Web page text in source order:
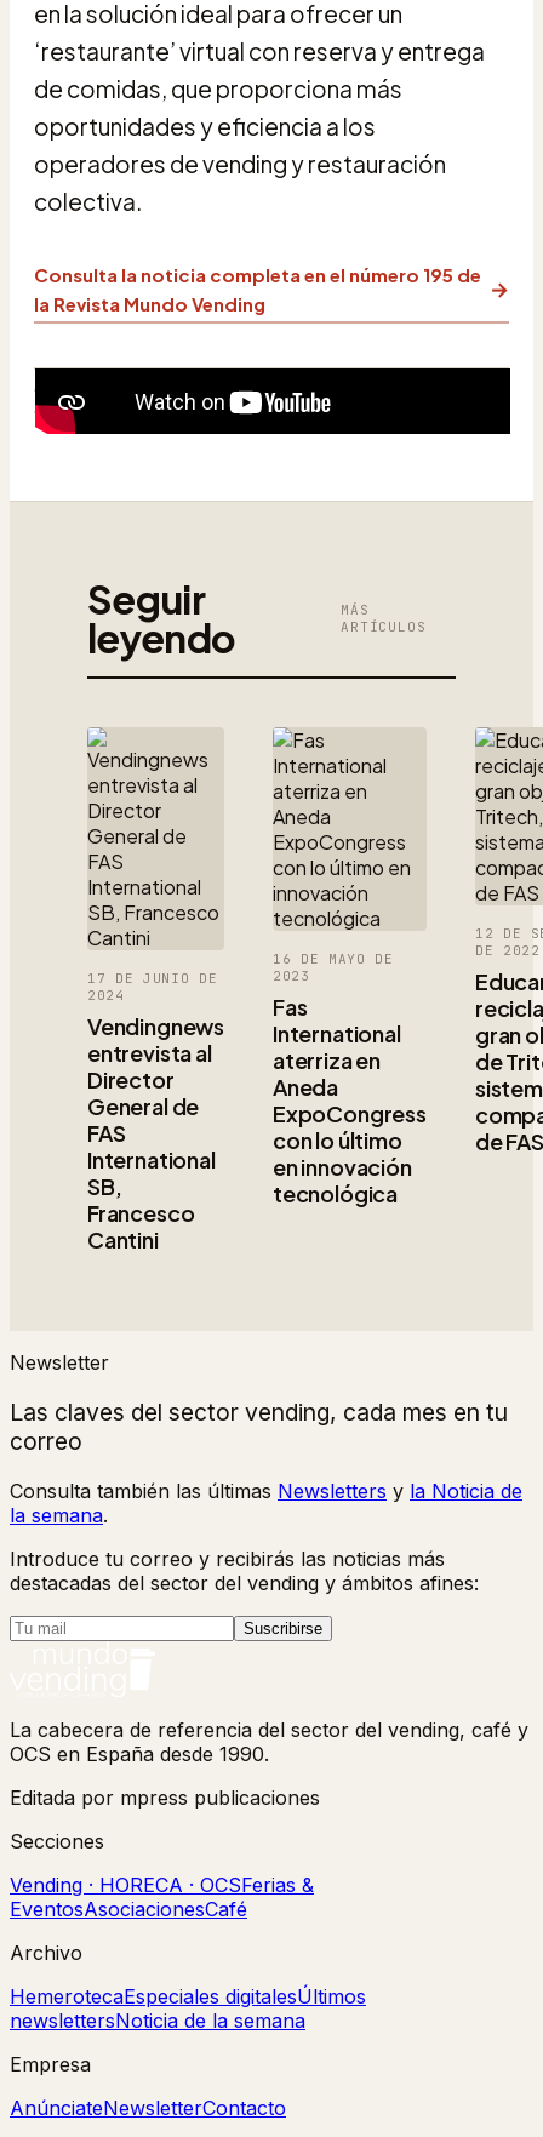
en la solución ideal para ofrecer un
‘restaurante’ virtual con reserva y entrega
de comidas, que proporciona más
oportunidades y eficiencia a los
operadores de vending y restauración
colectiva.
Consulta la noticia completa en el número 195 de
la Revista Mundo Vending
→
Seguir
leyendo
MÁS
ARTÍCULOS
17 DE JUNIO DE
2024
Vendingnews
entrevista al
Director
General de
FAS
International
SB,
Francesco
Cantini
16 DE MAYO DE
2023
Fas
International
aterriza en
Aneda
ExpoCongress
con lo último
en innovación
tecnológica
12 DE
DE 2022
gran
de
de FAS
Newsletter
Las claves del sector vending, cada mes en tu
correo
Consulta también las últimas Newsletters y la Noticia de
la semana.
Introduce tu correo y recibirás las noticias más
destacadas del sector del vending y ámbitos afines:
Suscribirse
La cabecera de referencia del sector del vending, café y
OCS en España desde 1990.
Editada por mpress publicaciones
Secciones
Vending · HORECA · OCSFerias &
EventosAsociacionesCafé
Archivo
HemerotecaEspeciales digitalesÚltimos
newslettersNoticia de la semana
Empresa
AnúnciateNewsletterContacto